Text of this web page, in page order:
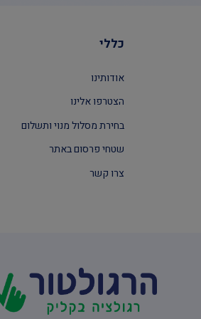
כללי
אודותינו
הצטרפו אלינו
בחירת מסלול מנוי ותשלום
שטחי פרסום באתר
צרו קשר